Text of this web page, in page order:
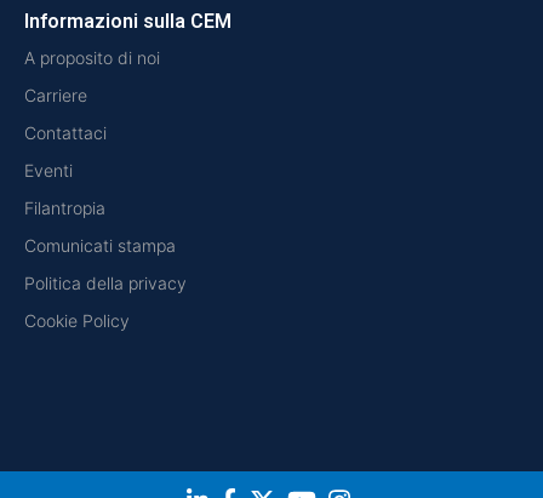
Informazioni sulla CEM
A proposito di noi
Carriere
Contattaci
Eventi
Filantropia
Comunicati stampa
Politica della privacy
Cookie Policy